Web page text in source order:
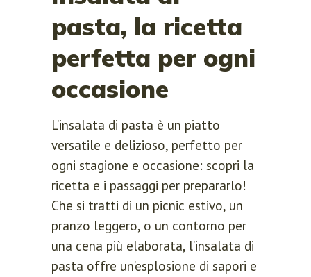
pasta, la ricetta
perfetta per ogni
occasione
L’insalata di pasta è un piatto
versatile e delizioso, perfetto per
ogni stagione e occasione: scopri la
ricetta e i passaggi per prepararlo!
Che si tratti di un picnic estivo, un
pranzo leggero, o un contorno per
una cena più elaborata, l’insalata di
pasta offre un’esplosione di sapori e